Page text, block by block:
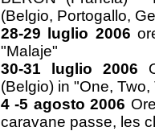
(Belgio, Portogallo,
28-29 luglio 2006
"Malaje"
30-31 luglio 2006
(Belgio) in "One, Two,
4 -5 agosto 2006
caravane passe, les